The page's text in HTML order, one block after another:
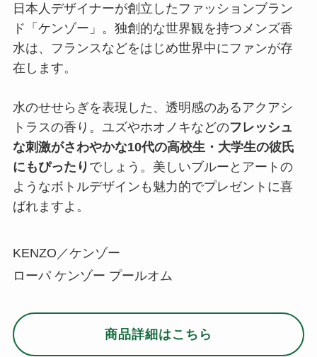
日本人デザイナーが創立したファッションブラン
ド「ケンゾー」。独創的な世界観を持つメンズ香
水は、フランスなどをはじめ世界中にファンが存
在します。
水のせせらぎを表現した、透明感のあるアクアシ
トラスの香り。ユズやホオノキなどのフレッシュ
な刺激がさわやかな10代の高校生・大学生の彼氏
にもぴったり でしょう。美しいブルーとアートの
ようなボトルデザインも魅力的でプレゼントに喜
ばれますよ。
KENZO／ケンゾー
ローパ ケンゾー プールオム
商品詳細はこちら